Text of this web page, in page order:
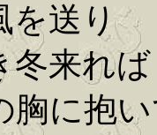
送り
来れば
に抱い